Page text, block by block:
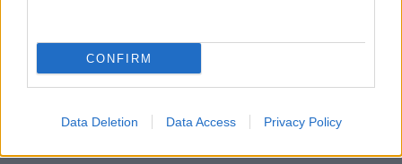
CONFIRM
Data Deletion Data Access Privacy Policy
γιορτάσει τα 33α γενέθλιά της
09.08.2026